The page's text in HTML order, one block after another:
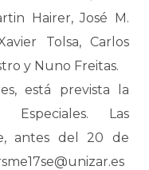
Hairer, José M.
Tolsa, Carlos
y Nuno Freitas.
está prevista la
Especiales. Las
antes del 20 de